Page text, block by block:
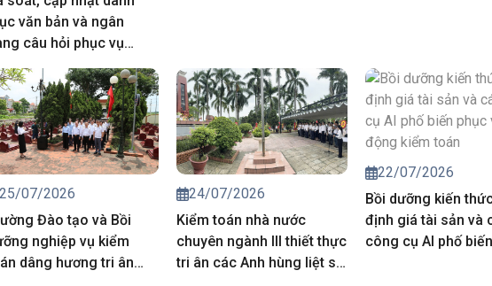
văn bản và ngân
câu hỏi phục vụ
tác đánh giá chuyên
nghiệp vụ trong hoạt
kiểm toán của Kiểm
nhà nước năm 2027
07/2026
Đào tạo và Bồi
nghiệp vụ kiểm
dâng hương tri ân
24/07/2026
Kiểm toán nhà nước
chuyên ngành III thiết thực
tri ân các Anh hùng liệt sĩ,
22/07/2026
Bồi dưỡng kiến
định giá tài sản và
công cụ AI phố